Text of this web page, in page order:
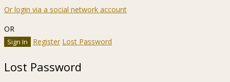
Or login via a social network account
OR
Register Lost Password
Lost Password